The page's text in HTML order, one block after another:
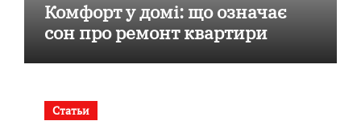
Комфорт у домі: що означає
сон про ремонт квартири
Статьи